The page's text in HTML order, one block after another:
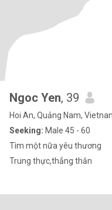
Ngoc Yen, 39
Hoi An, Quảng Nam,
Seeking: Male 45 - 60
Tìm một nữa yêu thương
Trung thực,thẳng thắn